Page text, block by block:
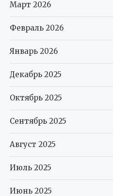
Март 2026
Февраль 2026
Январь 2026
Декабрь 2025
Октябрь 2025
Сентябрь 2025
Август 2025
Июль 2025
Июнь 2025